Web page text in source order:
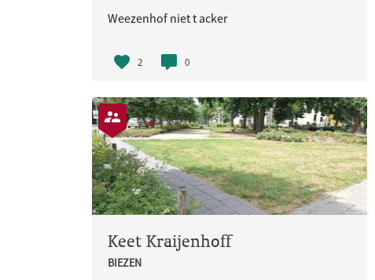
Weezenhof niet t acker
2 0
Keet Kraijenhoff
BIEZEN